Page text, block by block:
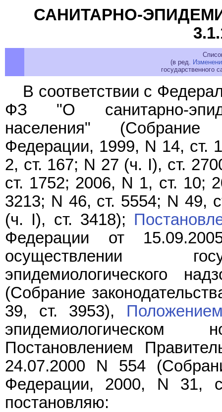
САНИТАРНО-
(в ред.
государственного
В соответствии с
ФЗ "О санитарно-
населения" (Собрание
Федерации, 1999, N 14, ст.
2, ст. 167; N 27 (ч. I), ст.
ст. 1752; 2006, N 1, ст. 10;
3213; N 46, ст. 5554; N 49,
(ч. I), ст. 3418);
Федерации от
осуществлении
эпидемиологического
(Собрание
39, ст. 3953),
эпидемиологическом
Постановлением
24.07.2000 N 554
Федерации, 2000, N 31,
постановляю: